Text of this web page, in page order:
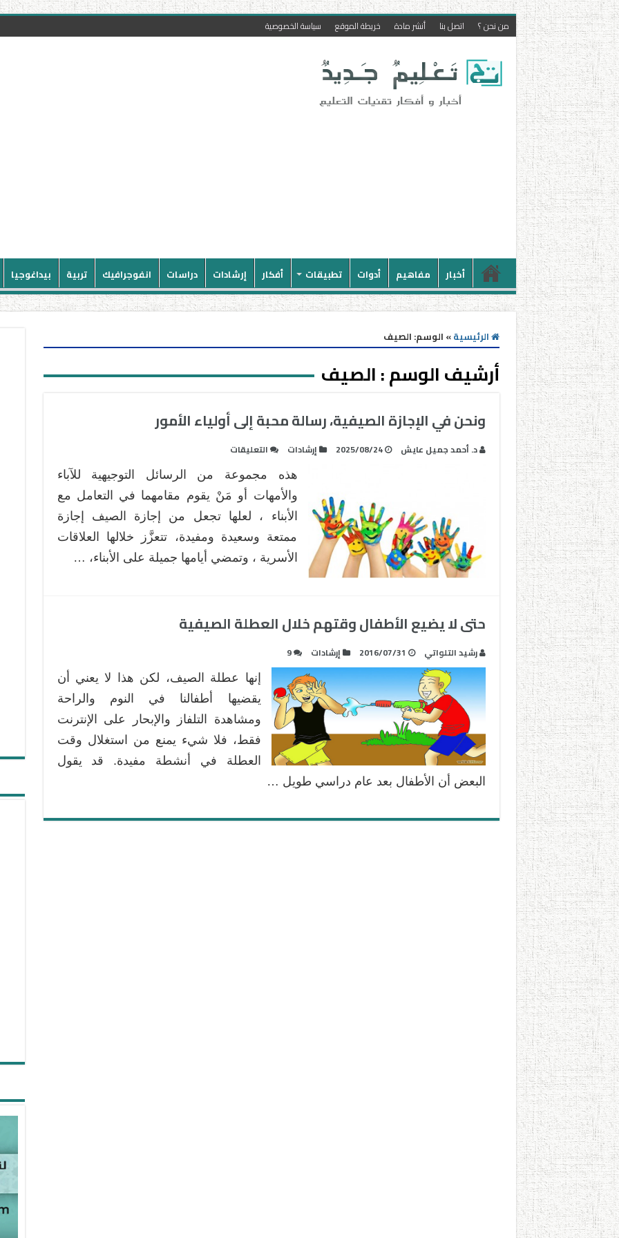
من نحن ؟ اتصل بنا أنشر مادة خريطة الموقع سياسة الخصوصية
أخبار مفاهيم أدوات تطبيقات أفكار إرشادات دراسات انفوجرافيك تربية بيداغوجيا
الرئيسية» الوسم: الصيف
أرشيف الوسم :الصيف
ونحن في الإجازة الصيفية، رسالة محبة إلى أولياء الأمور
د. أحمد جميل عايش 2025/08/24 إرشادات التعليقات
في
الإجازة
الصيفية،
محبة
إلى
هذه مجموعة من الرسائل التوجيهية للآباء
والأمهات أو مَنْ يقوم مقامهما في التعامل مع
الأبناء ، لعلها تجعل من إجازة الصيف إجازة
ممتعة وسعيدة ومفيدة، تتعزَّز خلالها العلاقات
الأسرية ، وتمضي أيامها جميلة على الأبناء، …
حتى لا يضيع الأطفال وقتهم خلال العطلة الصيفية
رشيد التلواتي 2016/07/31 إرشادات 9
إنها عطلة الصيف، لكن هذا لا يعني أن
يقضيها أطفالنا في النوم والراحة
ومشاهدة التلفاز والإبحار على الإنترنت
فقط، فلا شيء يمنع من استغلال وقت
العطلة في أنشطة مفيدة. قد يقول
البعض أن الأطفال بعد عام دراسي طويل …